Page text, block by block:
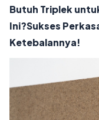
Butuh Triplek
Ini?Sukses
Ketebalannya!